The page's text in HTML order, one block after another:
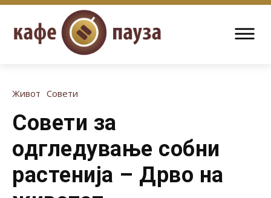
Живот Совети
Совети за
одгледување собни
растенија – Дрво на